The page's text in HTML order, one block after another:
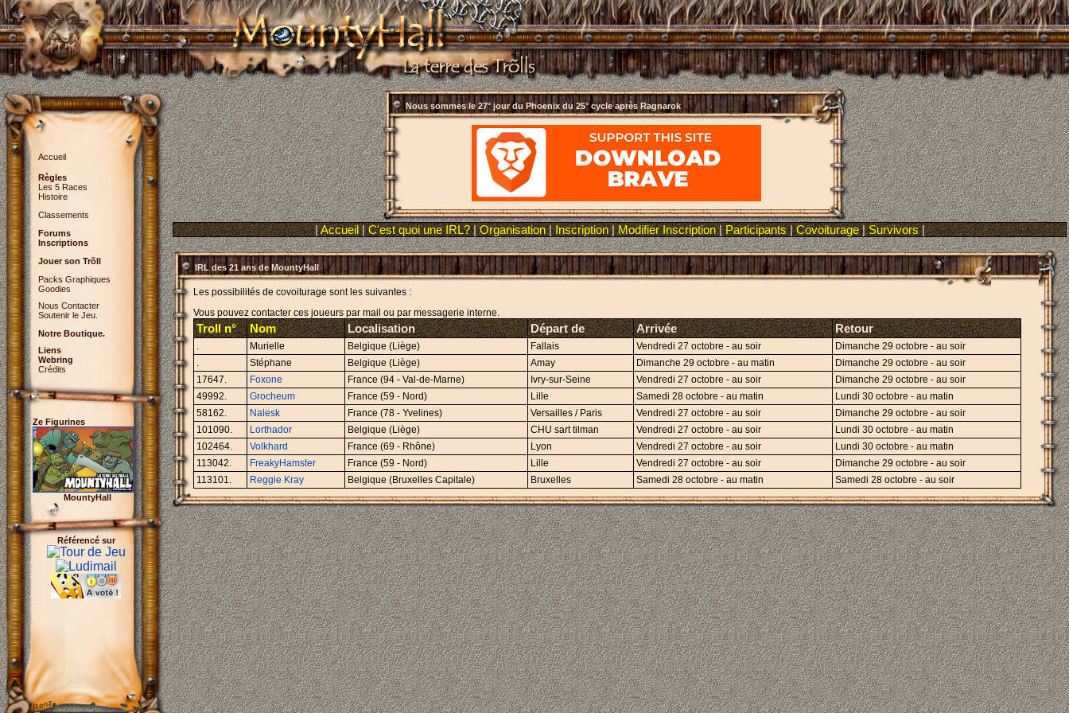
Accueil
Règles
Les 5 Races
Histoire
Classements
Forums
Inscriptions
Jouer son Trõll
Packs Graphiques
Goodies
Nous Contacter
Soutenir le Jeu.
Notre Boutique.
Liens
Webring
Crédits
Ze Figurines
MountyHall
Référencé sur
Nous sommes le 27° jour du Phoenix du 25° cycle après Ragnarok
|Accueil|C'est quoi une IRL?|Organisation|Inscription|Modifier Inscription|Participants|Covoiturage|Survivors|
IRL des 21 ans de MountyHall
Les possibilités de covoiturage sont les suivantes :
Vous pouvez contacter ces joueurs par mail ou par messagerie interne.
Troll n° Nom Localisation Départ de Arrivée Retour
. Murielle Belgique (Liège) Fallais Vendredi 27 octobre - au soir
Dimanche 29 octobre - au soir
.
Stéphane Belgique (Liège) Amay Dimanche 29 octobre - au matin
Dimanche 29 octobre - au soir
17647.
Foxone France (94 - Val-de-Marne) Ivry-sur-Seine Vendredi 27 octobre - au soir
Dimanche 29 octobre - au soir
49992.
Grocheum France (59 - Nord) Lille Samedi 28 octobre - au matin
Lundi 30 octobre - au matin
58162.
Nalesk France (78 - Yvelines) Versailles / Paris Vendredi 27 octobre - au soir
Dimanche 29 octobre - au soir
101090.
Lorthador Belgique (Liège) CHU sart tilman Vendredi 27 octobre - au soir
Lundi 30 octobre - au matin
102464.
Volkhard France (69 - Rhône) Lyon Vendredi 27 octobre - au soir
Lundi 30 octobre - au matin
113042.
FreakyHamster France (59 - Nord) Lille Vendredi 27 octobre - au soir
Dimanche 29 octobre - au soir
113101.
Reggie Kray Belgique (Bruxelles Capitale) Bruxelles Samedi 28 octobre - au matin Samedi 28 octobre - au soir